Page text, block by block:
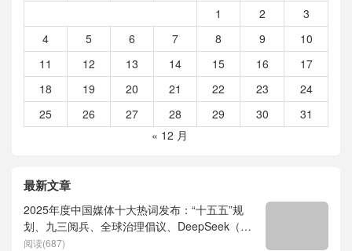
1
2
3
4
5 6 7 8 9
10
11
12 13 14 15 16
17
18
19 20 21 22 23
24
25
26 27 28 29 30
31
« 12 月
最新文章
2025年度中国媒体十大热词发布：“十五五”规
划、九三阅兵、全球治理倡议、DeepSeek（深
度求索）、人形机器人、苏超、票根经济、育
阅读(687)